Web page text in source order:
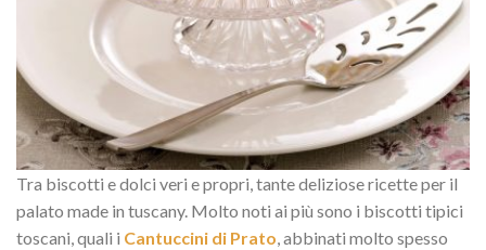
Tra biscotti e dolci veri e propri, tante deliziose ricette per il
palato made in tuscany. Molto noti ai più sono i biscotti tipici
toscani, quali i Cantuccini di Prato, abbinati molto spesso